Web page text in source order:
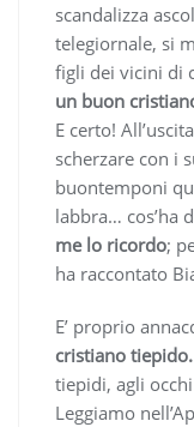
scandalizza
telegiornale, si
figli dei vicini di
un buon
E certo!
scherzare con i
buontemponi
labbra… cos’ha
me lo ricordo;
ha raccontato
E’ proprio
cristiano tiepido.
tiepidi, agli
Leggiamo